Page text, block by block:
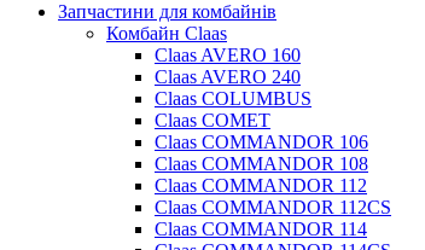
Запчастини для комбайнів
Комбайн Claas
Claas AVERO 160
Claas AVERO 240
Claas COLUMBUS
Claas COMET
Claas COMMANDOR 106
Claas COMMANDOR 108
Claas COMMANDOR 112
Claas COMMANDOR 112CS
Claas COMMANDOR 114